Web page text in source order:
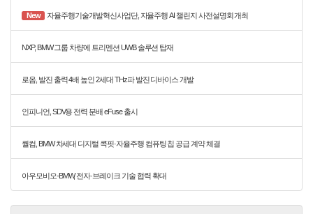
New 자율주행기술개발혁신사업단, 자율주행 AI 챌린지 사전설명회 개최
NXP, BMW 그룹 차량에 트리멘션 UWB 솔루션 탑재
로옴, 발진 출력 4배 높인 2세대 THz파 발진 디바이스 개발
인피니언, SDV용 전력 분배 eFuse 출시
퀄컴, BMW 차세대 디지털 콕핏·자율주행 컴퓨팅 칩 공급 계약 체결
아우모비오-BMW, 전자·브레이크 기술 협력 확대